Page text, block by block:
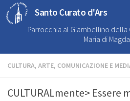
Santo Curato d'Ars
Parrocchia al Giambellino
Maria di
CULTURA, ARTE, COMUNICAZIONE E
CULTURALmente> Essere